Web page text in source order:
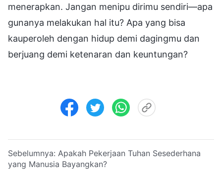
menerapkan. Jangan menipu dirimu sendiri—apa
gunanya melakukan hal itu? Apa yang bisa
kauperoleh dengan hidup demi dagingmu dan
berjuang demi ketenaran dan keuntungan?
Sebelumnya: Apakah Pekerjaan Tuhan Sesederhana
yang Manusia Bayangkan?